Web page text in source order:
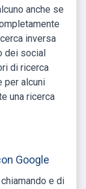
anche se
inversa
dei social
di ricerca
per alcuni
una ricerca
Google
e di